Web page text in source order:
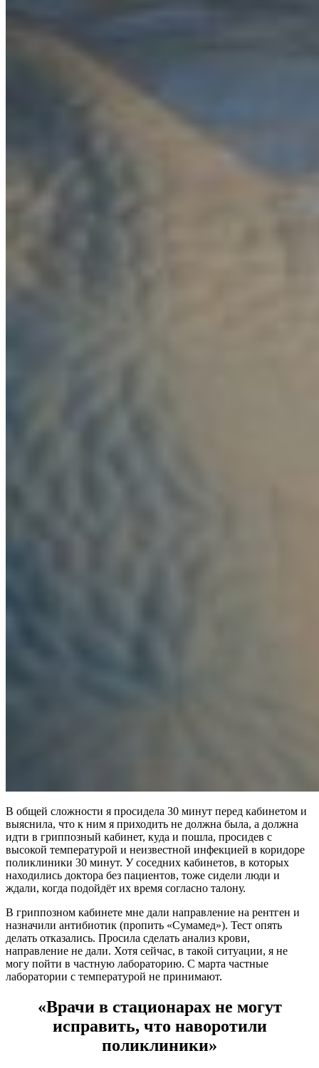
В общей сложности я просидела 30 минут перед кабинетом и
выяснила, что к ним я приходить не должна была, а должна
идти в гриппозный кабинет, куда и пошла, просидев с
высокой температурой и неизвестной инфекцией в коридоре
поликлиники 30 минут. У соседних кабинетов, в которых
находились доктора без пациентов, тоже сидели люди и
ждали, когда подойдёт их время согласно талону.
В гриппозном кабинете мне дали направление на рентген и
назначили антибиотик (пропить «Сумамед»). Тест опять
делать отказались. Просила сделать анализ крови,
направление не дали. Хотя сейчас, в такой ситуации, я не
могу пойти в частную лабораторию. С марта частные
лаборатории с температурой не принимают.
«Врачи в стационарах не могут
исправить, что наворотили
поликлиники»